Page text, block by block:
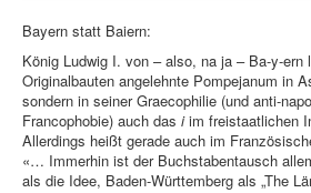
Bayern statt Baiern:
König Ludwig I. von – also, na ja – Ba-y-
Originalbauten angelehnte Pompejanum in
sondern in seiner Graecophilie (und anti-
Francophobie) auch das iim freistaatlichen
Allerdings heißt gerade auch im
«… Immerhin ist der Buchstabentausch
als die Idee, Baden-Württemberg als „The